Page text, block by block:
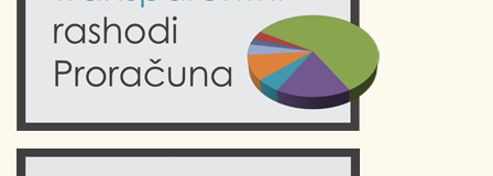
Obrazovanje
Komunalne usluge
Fotogalerije
Kalendar događanja
Turistička zajednica otoka Krka